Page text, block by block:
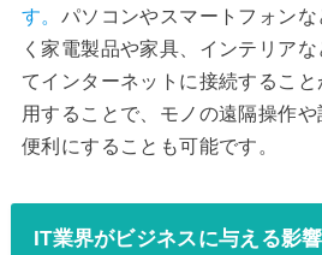
す。 パソコンやスマートフォン
く家電製品や家具、インテリア
てインターネットに接続するこ
用することで、モノの遠隔操作
便利にすることも可能です。
IT業界がビジネスに与える影